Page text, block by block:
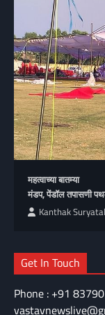
महत्वाच्या बातम्या
मंडप, पेंडॉल तपासणी
Kanthak
Get In Touch
Phone : +91